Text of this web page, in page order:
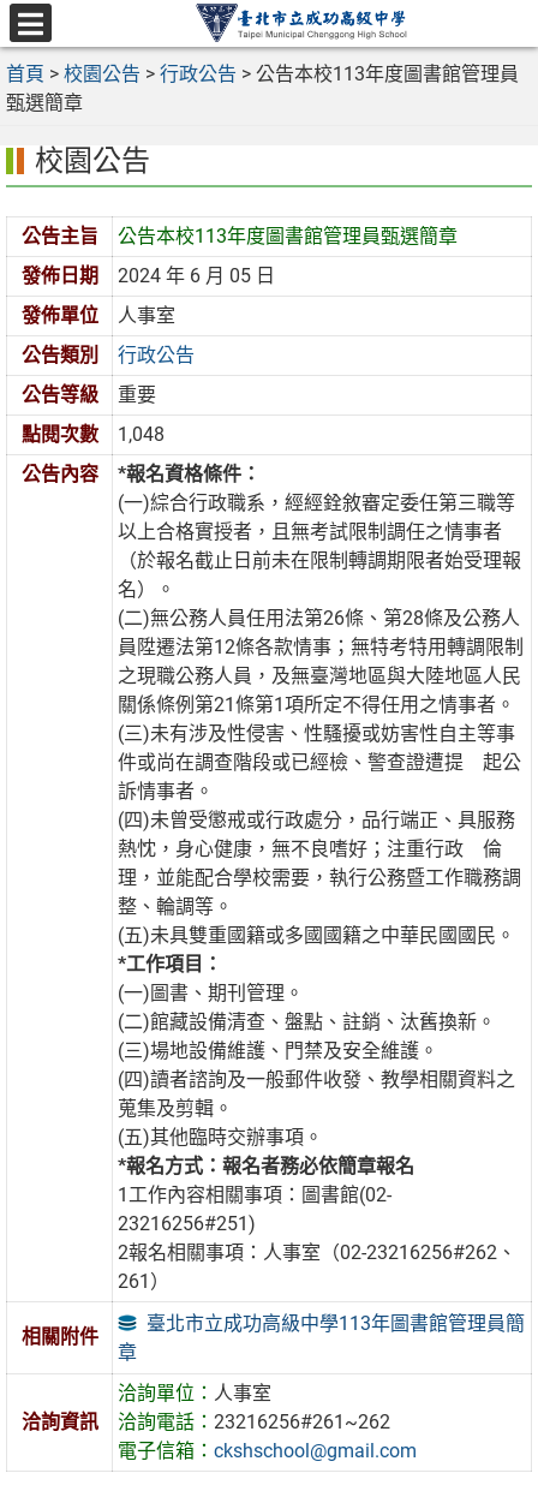
跳
至
主
要
區
選
單
首頁 > 校園公告 > 行政公告 > 公告本校113年度圖書館管理員
甄選簡章
校園公告
公告主旨
公告本校113年度圖書館管理員甄選簡章
發佈日期
2024 年 6 月 05 日
發佈單位
人事室
公告類別
行政公告
公告等級
重要
點閱次數
1,048
公告內容
*報名資格條件：
(一)綜合行政職系，經經銓敘審定委任第三職等
以上合格實授者，且無考試限制調任之情事者
（於報名截止日前未在限制轉調期限者始受理報
名）。
(二)無公務人員任用法第26條、第28條及公務人
員陞遷法第12條各款情事；無特考特用轉調限制
之現職公務人員，及無臺灣地區與大陸地區人民
關係條例第21條第1項所定不得任用之情事者。
(三)未有涉及性侵害、性騷擾或妨害性自主等事
件或尚在調查階段或已經檢、警查證遭提 起公
訴情事者。
(四)未曾受懲戒或行政處分，品行端正、具服務
熱忱，身心健康，無不良嗜好；注重行政 倫
理，並能配合學校需要，執行公務暨工作職務調
整、輪調等。
(五)未具雙重國籍或多國國籍之中華民國國民。
*工作項目：
(一)圖書、期刊管理。
(二)館藏設備清查、盤點、註銷、汰舊換新。
(三)場地設備維護、門禁及安全維護。
(四)讀者諮詢及一般郵件收發、教學相關資料之
蒐集及剪輯。
(五)其他臨時交辦事項。
*報名方式：報名者務必依簡章報名
1工作內容相關事項：圖書館(02-
23216256#251)
2報名相關事項：人事室（02-23216256#262、
261）
相關附件
臺北市立成功高級中學113年圖書館管理員簡
章
洽詢資訊
洽詢單位： 人事室
洽詢電話：23216256#261~262
電子信箱：ckshschool@gmail.com